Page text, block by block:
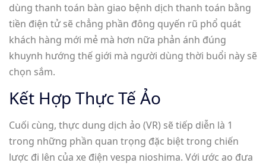
dùng thanh toán bàn giao bệnh dịch thanh toán bằng
tiền điện tử sẽ chẳng phần đông quyến rũ phổ quát
khách hàng mới mẻ mà hơn nữa phản ánh đúng
khuynh hướng thế giới mà người dùng thời buổi này sẽ
chọn sắm.
Kết Hợp Thực Tế Ảo
Cuối cùng, thực dung dịch ảo (VR) sẽ tiếp diễn là 1
trong những phần quan trọng đặc biệt trong chiến
lược đi lên của xe điện vespa nioshima. Với ước ao đưa